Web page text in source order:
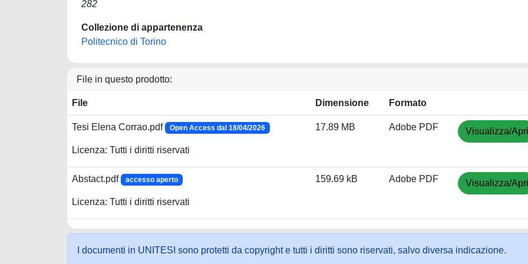
282
Collezione di appartenenza
Politecnico di Torino
File in questo prodotto:
File Dimensione Formato
Tesi Elena Corrao.pdf Open Access dal 18/04/2026
Licenza: Tutti i diritti riservati
17.89 MB Adobe PDF Visualizza/Apri
Abstact.pdf accesso aperto
Licenza: Tutti i diritti riservati
159.69 kB Adobe PDF Visualizza/Apri
I documenti in UNITESI sono protetti da copyright e tutti i diritti sono riservati, salvo diversa indicazione.